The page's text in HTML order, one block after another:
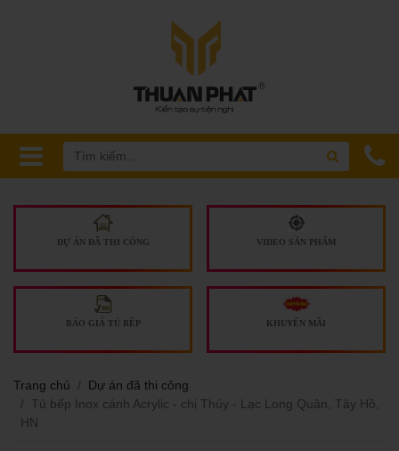
DỰ ÁN ĐÃ THI CÔNG VIDEO SẢN PHẨM
BÁO GIÁ TỦ BẾP KHUYẾN MÃI
Trang chủ
Dự án đã thi công
Tủ bếp Inox cánh Acrylic - chị Thủy - Lạc Long Quân, Tây Hồ,
HN